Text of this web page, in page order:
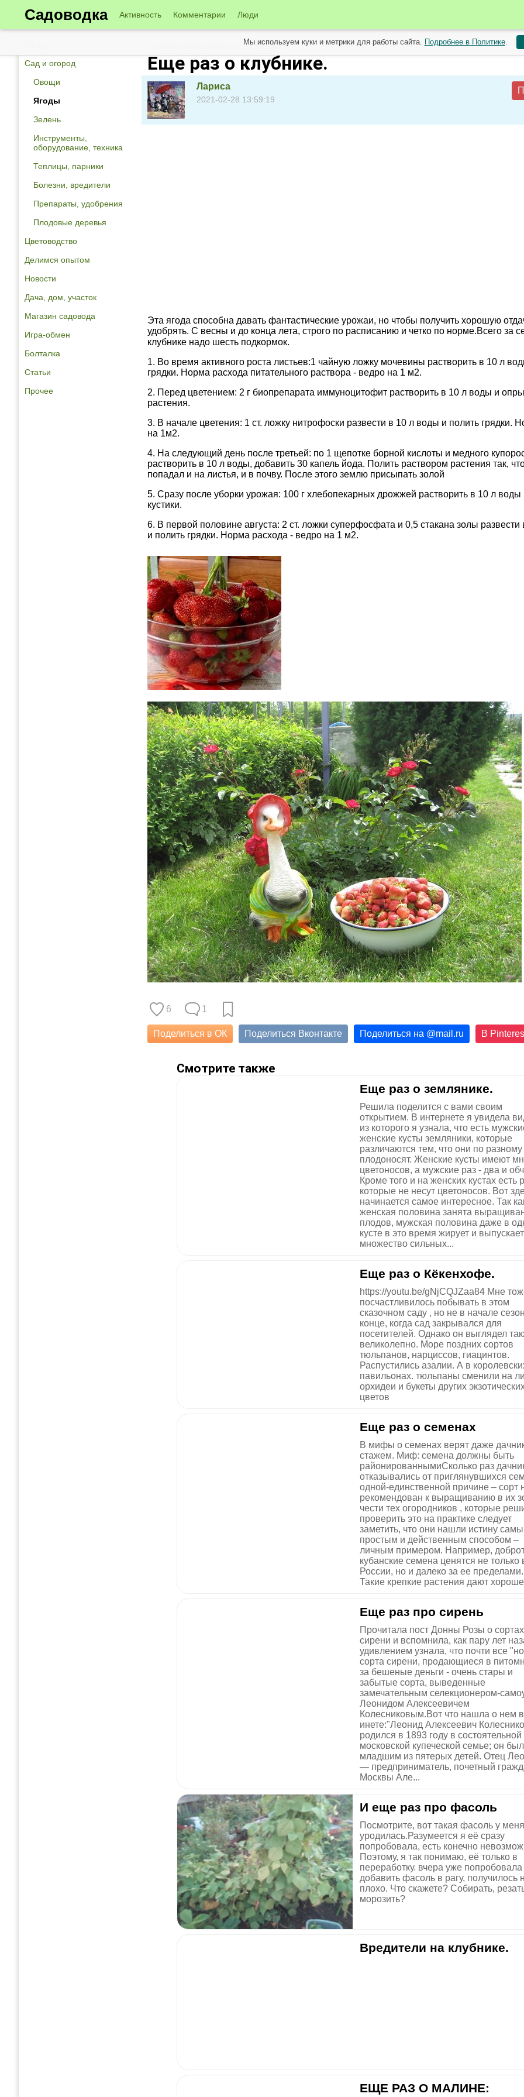
Садоводка Активность Комментарии Люди
Сад и огород
Овощи
Ягоды
Зелень
Инструменты,
оборудование, техника
Теплицы, парники
Болезни, вредители
Препараты, удобрения
Плодовые деревья
Цветоводство
Делимся опытом
Новости
Дача, дом, участок
Магазин садовода
Игра-обмен
Болталка
Статьи
Прочее
Новые материалы от 01 марта
Еще раз о клубнике.
Лариса
2021-02-28 13:59:19
Эта ягода способна давать фантастические урожаи, но чтобы получить хорошую
удобрять. С весны и до конца лета, строго по расписанию и четко по норме.Всего за
клубнике надо шесть подкормок.⠀
1. Во время активного роста листьев:1 чайную ложку мочевины растворить в 10 л
грядки. Норма расхода питательного раствора - ведро на 1 м2.
2. Перед цветением: 2 г биопрепарата иммуноцитофит растворить в 10 л воды и
растения.
3. В начале цветения: 1 ст. ложку нитрофоски развести в 10 л воды и полить грядки.
на 1м2.
4. На следующий день после третьей: по 1 щепотке борной кислоты и медного
растворить в 10 л воды, добавить 30 капель йода. Полить раствором растения так,
попадал и на листья, и в почву. После этого землю присыпать золой
5. Сразу после уборки урожая: 100 г хлебопекарных дрожжей растворить в 10 л воды
кустики.
6. В первой половине августа: 2 ст. ложки суперфосфата и 0,5 стакана золы
и полить грядки. Норма расхода - ведро на 1 м2.
6 1
Поделиться в ОК Поделиться Вконтакте Поделиться на @mail.ru В
Смотрите также
Еще раз о землянике.
Решила поделится с вами своим
открытием. В интернете я увидела
из которого я узнала, что есть
женские кусты земляники, которые
различаются тем, что они по разному
плодоносят. Женские кусты имеют
цветоносов, а мужские раз - два и
Кроме того и на женских кустах есть
которые не несут цветоносов. Вот
начинается самое интересное. Так
женская половина занята
плодов, мужская половина даже в
кусте в это время жирует и выпускает
множество сильных...
Еще раз о Кёкенхофе.
https://youtu.be/gNjCQJZaa84 Мне
посчастливилось побывать в этом
сказочном саду , но не в начале
конце, когда сад закрывался для
посетителей. Однако он выглядел
великолепно. Море поздних сортов
тюльпанов, нарциссов, гиацинтов.
Распустились азалии. А в
павильонах. тюльпаны сменили на
орхидеи и букеты других
цветов
Еще раз о семенах
В мифы о семенах верят даже
стажем. Миф: семена должны быть
районированнымиСколько раз
отказывались от приглянувшихся
одной-единственной причине – сорт
рекомендован к выращиванию в их
чести тех огородников , которые
проверить это на практике следует
заметить, что они нашли истину
простым и действенным способом –
личным примером. Например,
кубанские семена ценятся не только
России, но и далеко за ее пределами.
Такие крепкие растения дают
Еще раз про сирень
Прочитала пост Донны Розы о сортах
сирени и вспомнила, как пару лет
удивлением узнала, что почти все
сорта сирени, продающиеся в
за бешеные деньги - очень стары и
забытые сорта, выведенные
замечательным селекционером-
Леонидом Алексеевичем
Колесниковым.Вот что нашла о нем в
инете:"Леонид Алексеевич
родился в 1893 году в состоятельной
московской купеческой семье; он был
младшим из пятерых детей. Отец
— предприниматель, почетный
Москвы Але...
И еще раз про фасоль
Посмотрите, вот такая фасоль у меня
уродилась.Разумеется я её сразу
попробовала, есть конечно
Поэтому, я так понимаю, её только в
переработку. вчера уже попробовала
добавить фасоль в рагу, получилось
плохо. Что скажете? Собирать,
морозить?
Вредители на клубнике.
ЕЩЕ РАЗ О МАЛИНЕ:
Мы используем куки и метрики для работы сайта. Подробнее в Политике.